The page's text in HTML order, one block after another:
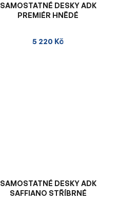
SAMOSTATNÉ DESKY ADK
PREMIÉR HNĚDÉ
5 220 Kč
SAMOSTATNÉ DESKY ADK
SAFFIANO STŘÍBRNÉ